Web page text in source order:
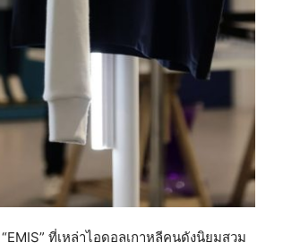
ที่เหล่าไอดอลเกาหลีคนดังนิยมสวม